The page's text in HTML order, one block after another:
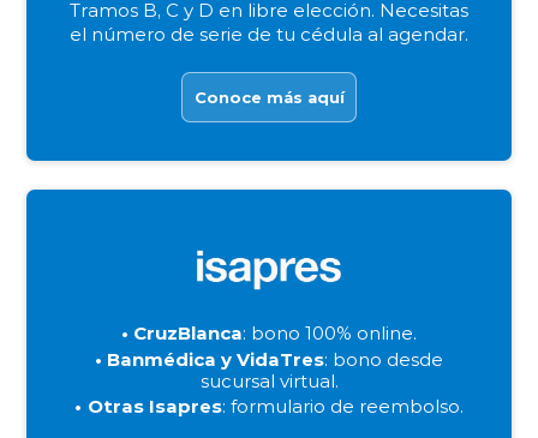
Tramos B, C y D en libre elección. Necesitas
el número de serie de tu cédula al agendar.
Conoce más aquí
CruzBlanca: bono 100% online.
Banmédica y VidaTres: bono desde
sucursal virtual.
Otras Isapres: formulario de reembolso.